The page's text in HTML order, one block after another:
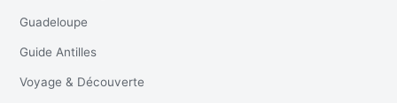
Guadeloupe
Guide Antilles
Voyage & Découverte